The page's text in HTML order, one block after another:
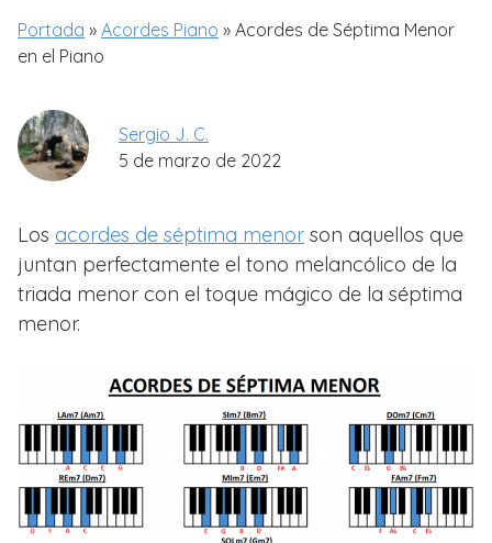
Portada » Acordes Piano » Acordes de Séptima Menor
en el Piano
Sergio J. C.
5 de marzo de 2022
Los acordes de séptima menor son aquellos que
juntan perfectamente el tono melancólico de la
triada menor con el toque mágico de la séptima
menor.